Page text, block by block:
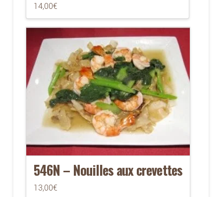
14,00€
546N – Nouilles aux crevettes
13,00€